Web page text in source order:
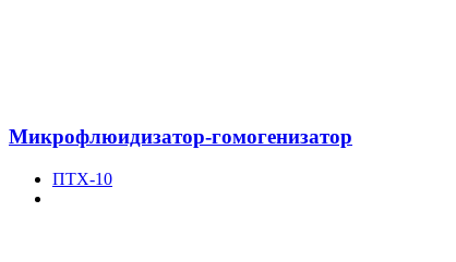
Микрофлюидизатор-гомогенизатор
ПТХ-10